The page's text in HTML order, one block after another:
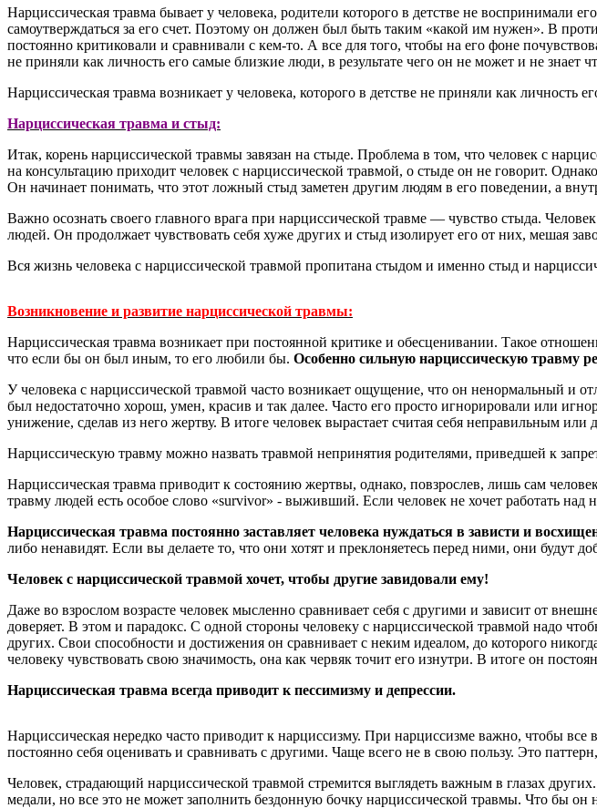
Нарциссическая травма бывает у человека, родители которого в детстве не воспринимали
самоутверждаться за его счет. Поэтому он должен был быть таким «какой им нужен». В
постоянно критиковали и сравнивали с кем-то. А все для того, чтобы на его фоне
не приняли как личность его самые близкие люди, в результате чего он не может и не знает
Нарциссическая травма возникает у человека, которого в детстве не приняли как личность
Нарциссическая травма и стыд:
Итак, корень нарциссической травмы завязан на стыде. Проблема в том, что человек с
на консультацию приходит человек с нарциссической травмой, о стыде он не говорит.
Он начинает понимать, что этот ложный стыд заметен другим людям в его поведении, а
Важно осознать своего главного врага при нарциссической травме — чувство стыда.
людей. Он продолжает чувствовать себя хуже других и стыд изолирует его от них, мешая
Вся жизнь человека с нарциссической травмой пропитана стыдом и именно стыд и
Возникновение и развитие нарциссической травмы:
Нарциссическая травма возникает при постоянной критике и обесценивании. Такое
что если бы он был иным, то его любили бы. Особенно сильную нарциссическую травму
У человека с нарциссической травмой часто возникает ощущение, что он ненормальный и
был недостаточно хорош, умен, красив и так далее. Часто его просто игнорировали или
унижение, сделав из него жертву. В итоге человек вырастает считая себя неправильным или
Нарциссическую травму можно назвать травмой непринятия родителями, приведшей к
Нарциссическая травма приводит к состоянию жертвы, однако, повзрослев, лишь сам
травму людей есть особое слово «survivor» - выживший. Если человек не хочет работать
Нарциссическая травма постоянно заставляет человека нуждаться в зависти и
либо ненавидят. Если вы делаете то, что они хотят и преклоняетесь перед ними, они
Человек с нарциссической травмой хочет, чтобы другие завидовали ему!
Даже во взрослом возрасте человек мысленно сравнивает себя с другими и зависит от
доверяет. В этом и парадокс. С одной стороны человеку с нарциссической травмой надо
других. Свои способности и достижения он сравнивает с неким идеалом, до которого
человеку чувствовать свою значимость, она как червяк точит его изнутри. В итоге он
Нарциссическая травма всегда приводит к пессимизму и депрессии.
Нарциссическая нередко часто приводит к нарциссизму. При нарциссизме важно, чтобы
постоянно себя оценивать и сравнивать с другими. Чаще всего не в свою пользу. Это
Человек, страдающий нарциссической травмой стремится выглядеть важным в глазах
медали, но все это не может заполнить бездонную бочку нарциссической травмы. Что бы он